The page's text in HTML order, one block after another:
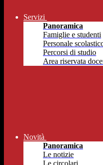
Servizi
Panoramica
Famiglie e studenti
Personale
Percorsi di studio
Area riservata
Novità
Panoramica
Le notizie